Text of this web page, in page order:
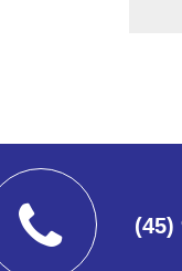
(45)